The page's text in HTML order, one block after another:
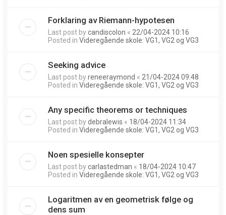
Forklaring av Riemann-hypotesen
Last post bycandiscolon « 22/04-2024 10:16
Posted in Videregående skole: VG1, VG2 og VG3
Seeking advice
Last post byreneeraymond « 21/04-2024 09:48
Posted in Videregående skole: VG1, VG2 og VG3
Any specific theorems or techniques
Last post bydebralewis « 18/04-2024 11:34
Posted in Videregående skole: VG1, VG2 og VG3
Noen spesielle konsepter
Last post bycarlastedman « 18/04-2024 10:47
Posted in Videregående skole: VG1, VG2 og VG3
Logaritmen av en geometrisk følge og
dens sum